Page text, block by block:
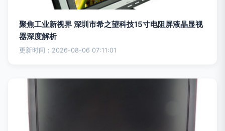
聚焦工业新视界 深圳市希之望科技15寸电阻屏液晶显视
器深度解析
更新时间：2026-08-06 07:11:01